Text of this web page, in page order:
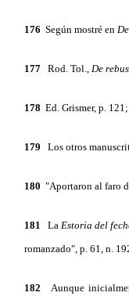
176 Según mostré en
177 Rod. Tol., De
178 Ed. Grismer, p.
179 Los otros
180 "Aportaron al faro
181 La Estoria del
romanzado", p. 61, n.
182 Aunque